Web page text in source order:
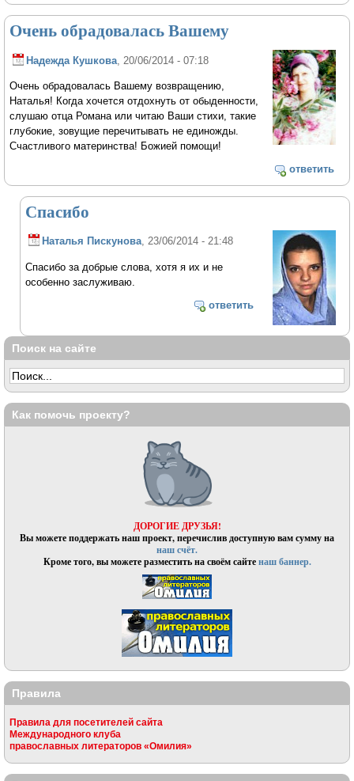
Очень обрадовалась Вашему
Надежда Кушкова , 20/06/2014 - 07:18
Очень обрадовалась Вашему возвращению,
Наталья! Когда хочется отдохнуть от обыденности,
слушаю отца Романа или читаю Ваши стихи, такие
глубокие, зовущие перечитывать не единожды.
Счастливого материнства! Божией помощи!
ответить
Спасибо
Наталья Пискунова, 23/06/2014 - 21:48
Спасибо за добрые слова, хотя я их и не
особенно заслуживаю.
ответить
Поиск на сайте
Как помочь проекту?
ДОРОГИЕ ДРУЗЬЯ!
Вы можете поддержать наш проект, перечислив доступную вам сумму на
наш счёт.
Кроме того, вы можете разместить на своём сайтенаш баннер.
Правила
Правила для посетителей сайта
Международного клуба
православных литераторов «Омилия»